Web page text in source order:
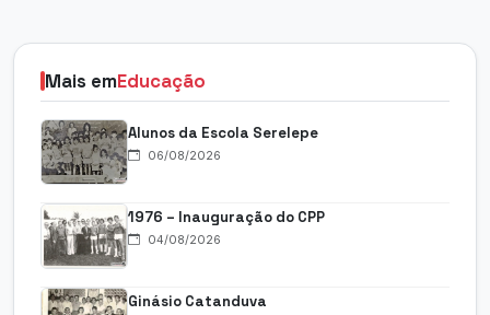
Mais emEducação
Alunos da Escola Serelepe
06/08/2026
1976 – Inauguração do CPP
04/08/2026
Ginásio Catanduva